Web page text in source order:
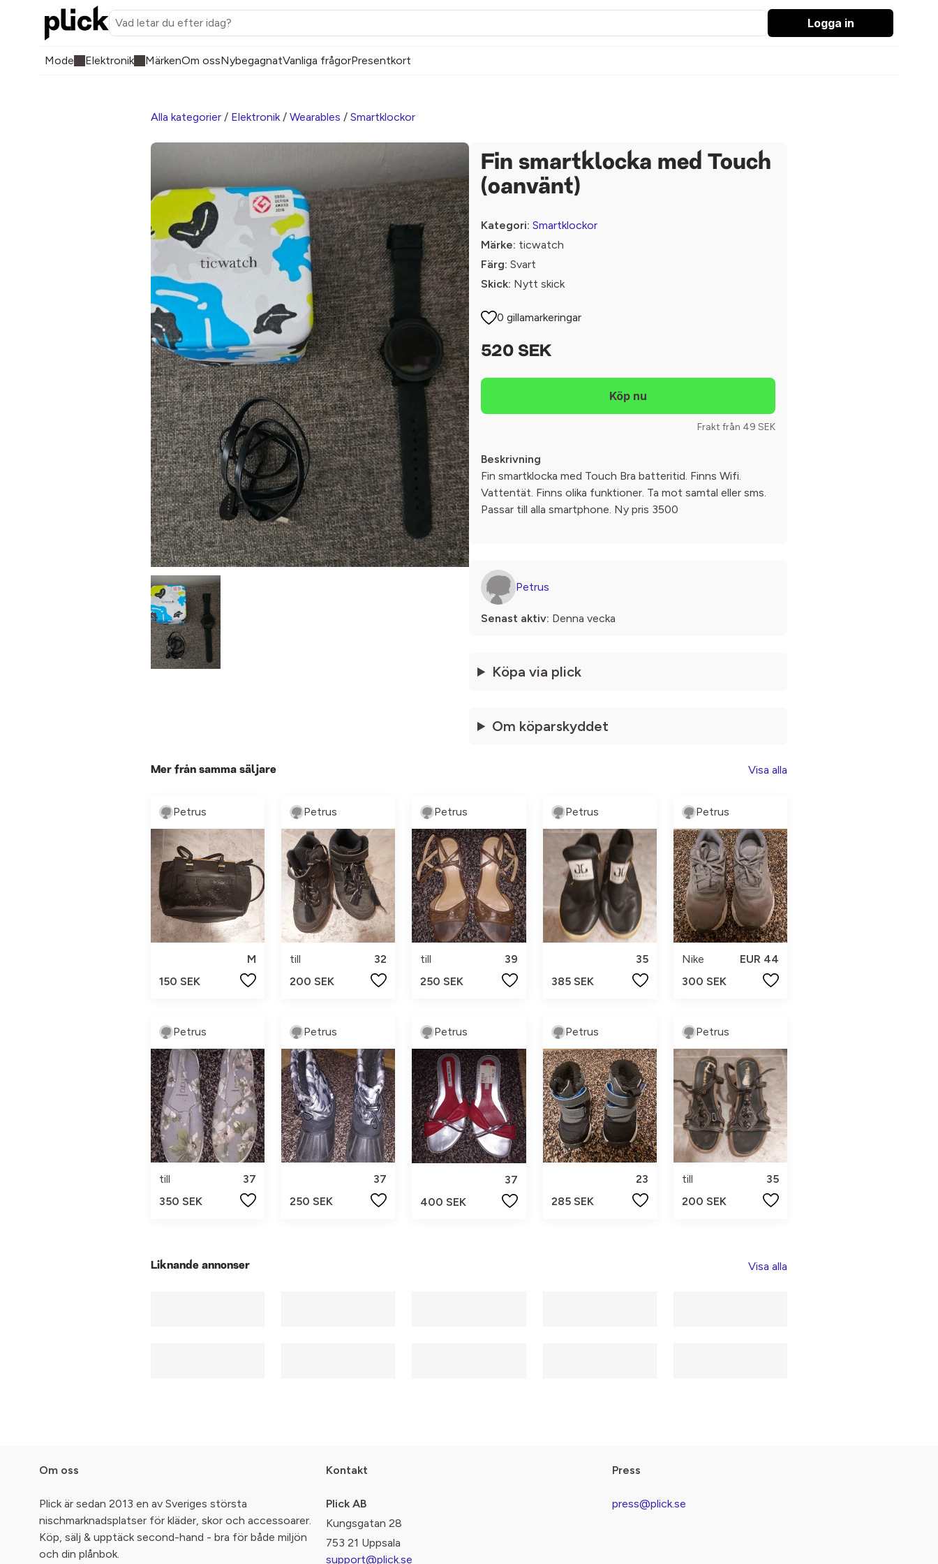
Logga in
Mode Elektronik MärkenOm ossNybegagnatVanliga frågorPresentkort
Alla kategorier / Elektronik/ Wearables / Smartklockor
Fin smartklocka med Touch
(oanvänt)
Kategori: Smartklockor
Märke: ticwatch
Färg: Svart
Skick: Nytt skick
0 gillamarkeringar
520 SEK
Frakt från 49 SEK
Beskrivning
Fin smartklocka med Touch Bra batteritid. Finns Wifi.
Vattentät. Finns olika funktioner. Ta mot samtal eller sms.
Passar till alla smartphone. Ny pris 3500
Petrus
Senast aktiv: Denna vecka
Köpa via plick
Om köparskyddet
Mer från samma säljare Visa alla
Petrus
M
150 SEK
Petrus
till
32
200 SEK
Petrus
till
39
250 SEK
Petrus
35
385 SEK
Petrus
Nike
EUR 44
300 SEK
Petrus
till
37
350 SEK
Petrus
37
250 SEK
Petrus
37
400 SEK
Petrus
23
285 SEK
Petrus
till
35
200 SEK
Liknande annonser Visa alla
Om oss
Plick är sedan 2013 en av Sveriges största
nischmarknadsplatser för kläder, skor och accessoarer.
Köp, sälj & upptäck second-hand - bra för både miljön
och din plånbok.
Kontakt
Plick AB
Kungsgatan 28
753 21 Uppsala
support@plick.se
Press
press@plick.se